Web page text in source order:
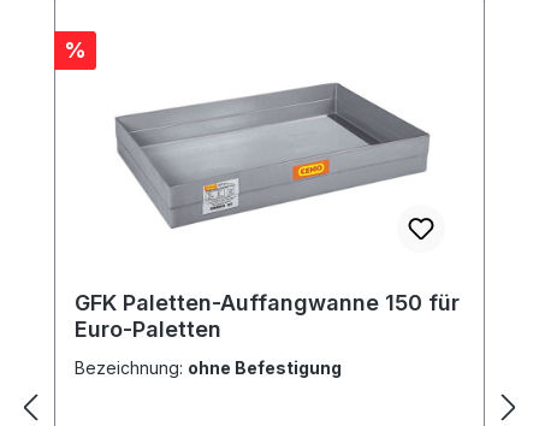
Rabatt
%
GFK Paletten-Auffangwanne 150 für
Euro-Paletten
Bezeichnung: ohne Befestigung